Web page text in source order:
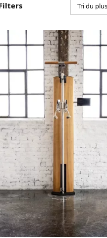
Luxury Fit. All rights reserved.